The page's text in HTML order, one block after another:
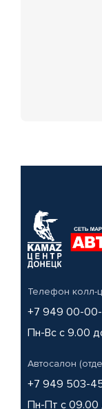
Телефон колл-
+7 949 00-
Пн-Вс с 9.00
Автосалон
+7 949 503-
Пн-Пт с 09.00